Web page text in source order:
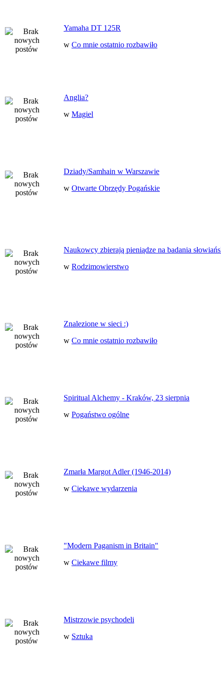
Yamaha DT 125R
w Co mnie ostatnio rozbawiło
Anglia?
w Magiel
Dziady/Samhain w Warszawie
w Otwarte Obrzędy Pogańskie
Naukowcy zbierają pieniądze na badania
w Rodzimowierstwo
Znalezione w sieci :)
w Co mnie ostatnio rozbawiło
Spiritual Alchemy - Kraków, 23 sierpnia
w Pogaństwo ogólne
Zmarła Margot Adler (1946-2014)
w Ciekawe wydarzenia
"Modern Paganism in Britain"
w Ciekawe filmy
Mistrzowie psychodeli
w Sztuka